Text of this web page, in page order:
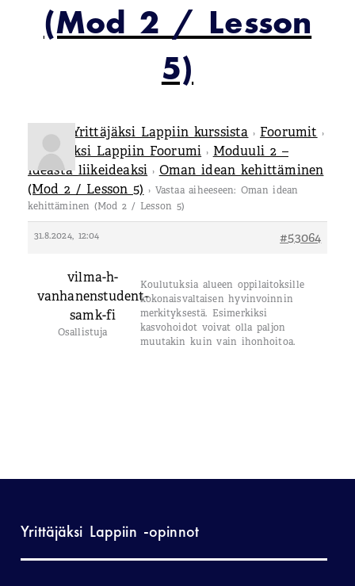
(Mod 2 / Lesson
5)
Tietoa Yrittäjäksi Lappiin kurssista › Foorumit ›
Yrittäjäksi Lappiin Foorumi › Moduuli 2 –
Ideasta liikeideaksi › Oman idean kehittäminen
(Mod 2 / Lesson 5) › Vastaa aiheeseen: Oman idean
kehittäminen (Mod 2 / Lesson 5)
31.8.2024, 12:04 #53064
vilma-h-
vanhanenstudent-
samk-fi
Osallistuja
Koulutuksia alueen oppilaitoksille
kokonaisvaltaisen hyvinvoinnin
merkityksestä. Esimerkiksi
kasvohoidot voivat olla paljon
muutakin kuin vain ihonhoitoa.
Yrittäjäksi Lappiin -opinnot